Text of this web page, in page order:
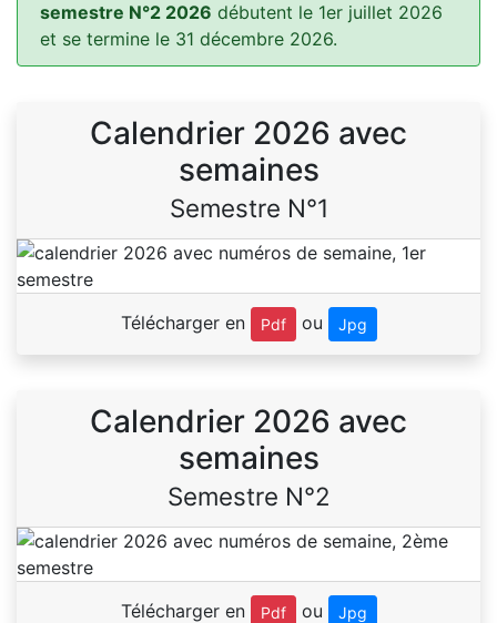
semestre N°2 2026 débutent le 1er juillet 2026
et se termine le 31 décembre 2026.
Calendrier 2026 avec
semaines
Semestre N°1
Télécharger en Pdf ou Jpg
Calendrier 2026 avec
semaines
Semestre N°2
Télécharger en Pdf ou Jpg